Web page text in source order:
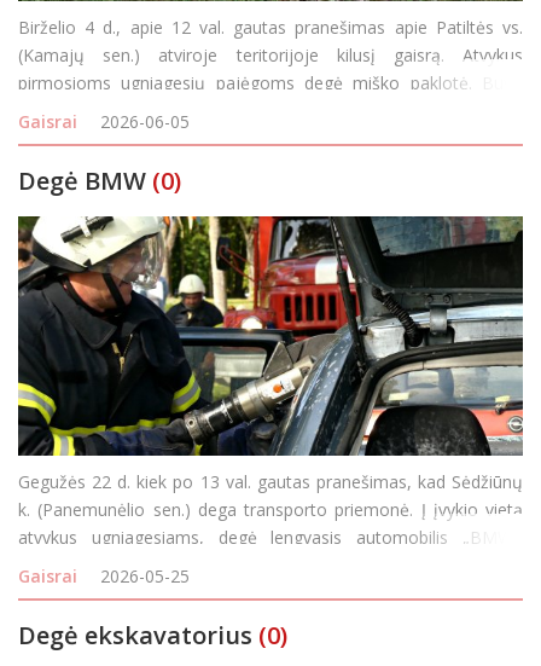
Birželio 4 d., apie 12 val. gautas pranešimas apie Patiltės vs.
(Kamajų sen.) atviroje teritorijoje kilusį gaisrą. Atvykus
pirmosioms ugniagesių pajėgoms degė miško paklotė. Buvo
nutrūkęs elektros laidas, iškviesti ESO darbuotojai. Gaisro metu
išdegė 30 a miško pa
Gaisrai 2026-06-05
Degė BMW (0)
Gegužės 22 d. kiek po 13 val. gautas pranešimas, kad Sėdžiūnų
k. (Panemunėlio sen.) dega transporto priemonė. Į įvykio vietą
atvykus ugniagesiams, degė lengvasis automobilis „BMW“.
Gaisro metu apdegė kairės pusės automobilio sparnas, galinės
pusės keleivio durys, bagažinės dangti
Gaisrai 2026-05-25
Degė ekskavatorius (0)